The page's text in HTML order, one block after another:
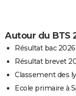
Autour du BTS
Résultat bac 2026
Résultat brevet
Classement des
Ecole primaire à